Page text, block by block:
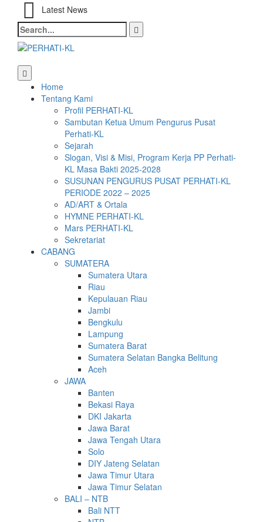
Latest News
Search
for:
Home
Tentang Kami
Profil PERHATI-KL
Sambutan Ketua Umum Pengurus Pusat
Perhati-KL
Sejarah
Slogan, Visi & Misi, Program Kerja PP Perhati-
KL Masa Bakti 2025-2028
SUSUNAN PENGURUS PUSAT PERHATI-KL
PERIODE 2022 – 2025
AD/ART & Ortala
HYMNE PERHATI-KL
Mars PERHATI-KL
Sekretariat
CABANG
SUMATERA
Sumatera Utara
Riau
Kepulauan Riau
Jambi
Bengkulu
Lampung
Sumatera Barat
Sumatera Selatan Bangka Belitung
Aceh
JAWA
Banten
Bekasi Raya
DKI Jakarta
Jawa Barat
Jawa Tengah Utara
Solo
DIY Jateng Selatan
Jawa Timur Utara
Jawa Timur Selatan
BALI – NTB
Bali NTT